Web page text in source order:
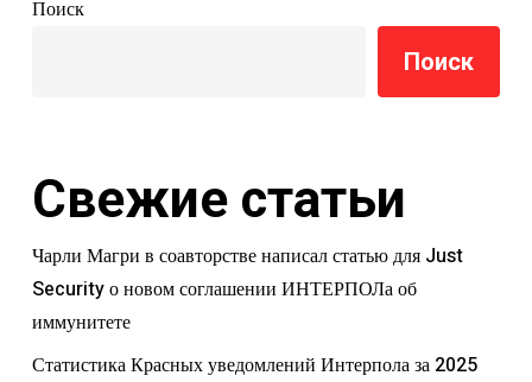
Поиск
Поиск
Свежие статьи
Чарли Магри в соавторстве написал статью для Just
Security о новом соглашении ИНТЕРПОЛа об
иммунитете
Статистика Красных уведомлений Интерпола за 2025